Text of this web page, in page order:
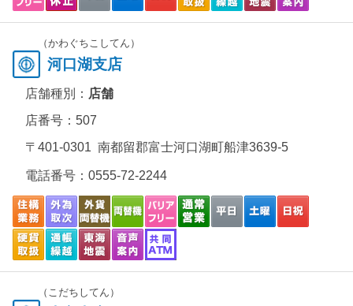
（かわぐちこしてん）
河口湖支店
店舗種別： 店舗
店番号：507
〒401-0301 南都留郡富士河口湖町船津3639-5
電話番号： 0555-72-2244
（こだちしてん）